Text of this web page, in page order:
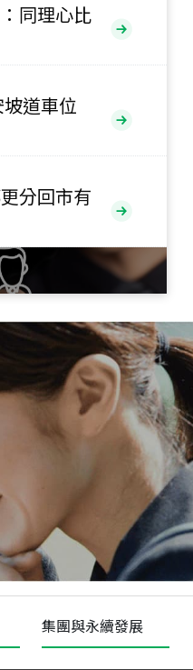
5,800萬
1,938萬
總價
1,020萬
總價
490萬
1,808
同理心比
道車位
分回市有
集團與永續發展